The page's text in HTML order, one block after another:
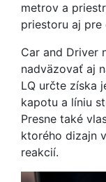
metrov a
priestoru aj pre
Car and Driver
nadväzovať aj
LQ určte získa
kapotu a líniu
Presne také
ktorého dizajn
reakcií.